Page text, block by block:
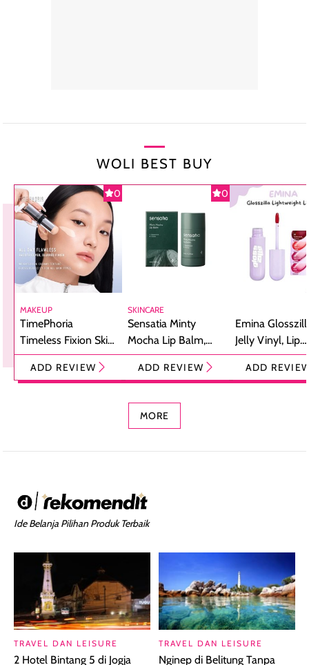
WOLI BEST BUY
0
MAKEUP
TimePhoria
Timeless Fixion Skin
Tint Stick,
Foundation dan
ADD REVIEW
0
SKINCARE
Sensatia Minty
Mocha Lip Balm,
Pelembap Bibir
dengan Aroma
ADD REVIEW
Emina
Jelly Vinyl, Lip
Cream Glossy
Ringan
ADD
MORE
Ide Belanja Pilihan Produk Terbaik
TRAVEL DAN LEISURE
2 Hotel Bintang 5 di Jogja
TRAVEL DAN LEISURE
Nginep di Belitung Tanpa